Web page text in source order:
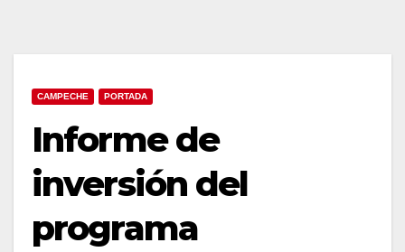
CAMPECHE PORTADA
Informe de
inversión del
programa